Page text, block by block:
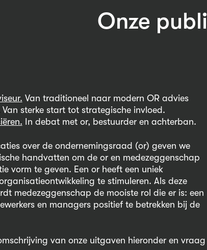
Onze
Van traditioneel naar modern OR advies
Van sterke start tot strategische invloed.
In debat met or, bestuurder en achterban.
over de ondernemingsraad (or) geven we
handvatten om de or en medezeggenschap
vorm te geven. Een or heeft een uniek
te stimuleren. Als deze
medezeggenschap de mooiste rol die er is: een
en managers positief te betrekken bij de
van onze uitgaven hieronder en vraag